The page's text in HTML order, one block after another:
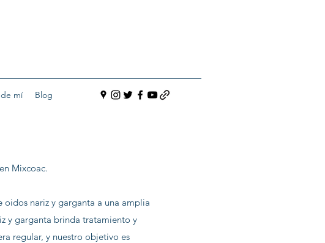
mí Blog
Mixcoac.
nariz y garganta a una amplia
y garganta brinda tratamiento y
regular, y nuestro objetivo es